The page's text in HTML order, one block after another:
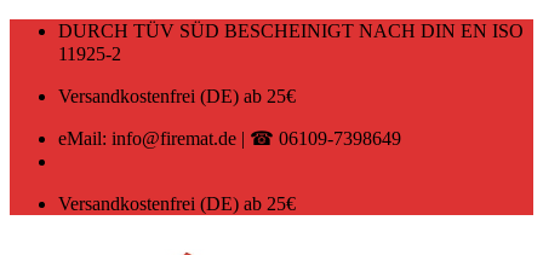
Zum
DURCH TÜV SÜD BESCHEINIGT NACH DIN EN ISO
11925-2
Versandkostenfrei (DE) ab 25€
eMail: info@firemat.de | ☎ 06109-7398649
Versandkostenfrei (DE) ab 25€